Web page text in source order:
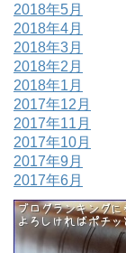
2018年5月
2018年4月
2018年3月
2018年2月
2018年1月
2017年12月
2017年11月
2017年10月
2017年9月
2017年6月